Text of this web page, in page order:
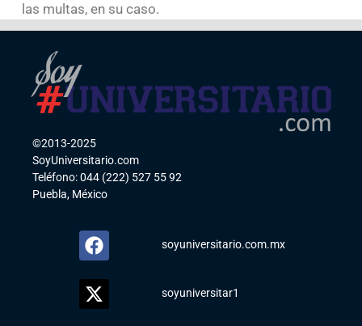
las multas, en su caso.
©2013-2025
SoyUniversitario.com
Teléfono: 044 (222) 527 55 92
Puebla, México
soyuniversitario.com.mx
soyuniversitar1